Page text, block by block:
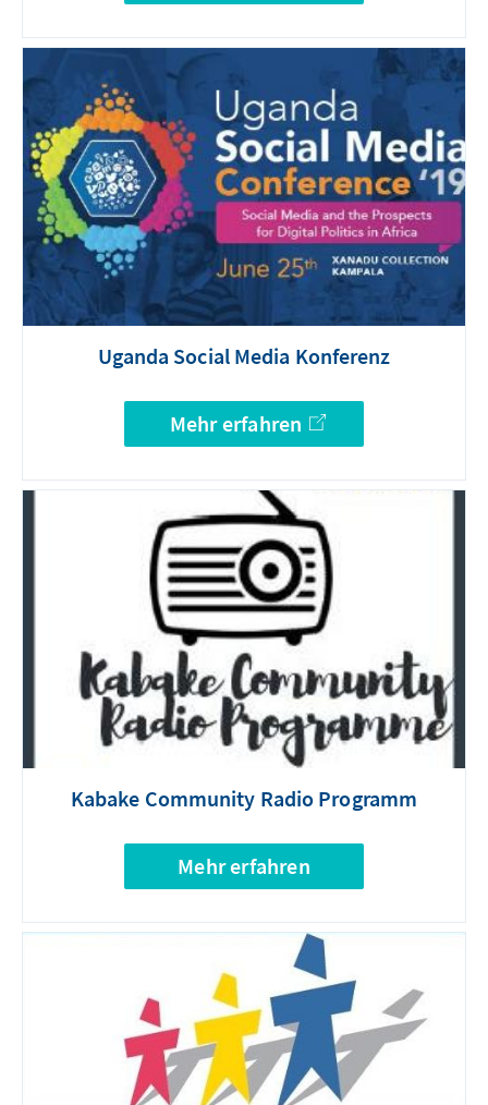
Uganda Social Media Konferenz
Mehr erfahren
Kabake Community Radio Programm
Mehr erfahren